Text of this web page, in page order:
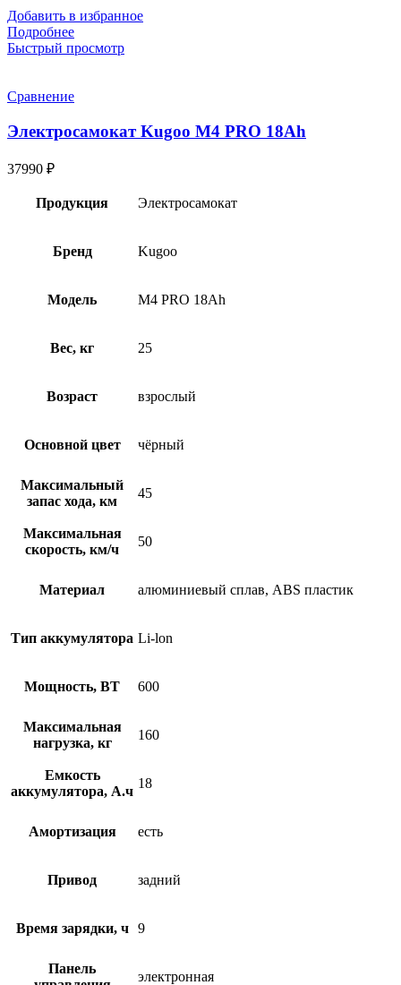
Добавить в избранное
Подробнее
Быстрый просмотр
Сравнение
Электросамокат Kugoo M4 PRO 18Ah
37990 ₽
Продукция Электросамокат
Бренд Kugoo
Модель M4 PRO 18Ah
Вес, кг 25
Возраст взрослый
Основной цвет чёрный
Максимальный
запас хода, км
45
Максимальная
скорость, км/ч
50
Материал алюминиевый сплав, ABS пластик
Тип аккумулятора Li-lon
Мощность, ВТ 600
Максимальная
нагрузка, кг
160
Емкость
аккумулятора, А.ч
18
Амортизация есть
Привод задний
Время зарядки, ч 9
Панель
электронная